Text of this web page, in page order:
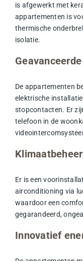
is afgewerkt met
appartementen is
thermische
isolatie.
De appartementen
elektrische
stopcontacten. Er
telefoon in de
Er is een
airconditioning via
waardoor een
gegarandeerd,
Innovatief